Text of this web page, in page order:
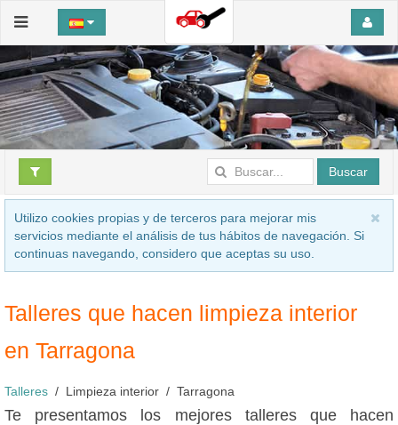
Buscar
Utilizo cookies propias y de terceros para mejorar mis
servicios mediante el análisis de tus hábitos de navegación. Si
continuas navegando, considero que aceptas su uso.
Talleres que hacen limpieza interior
en Tarragona
Talleres Limpieza interior Tarragona
Te presentamos los mejores talleres que hacen